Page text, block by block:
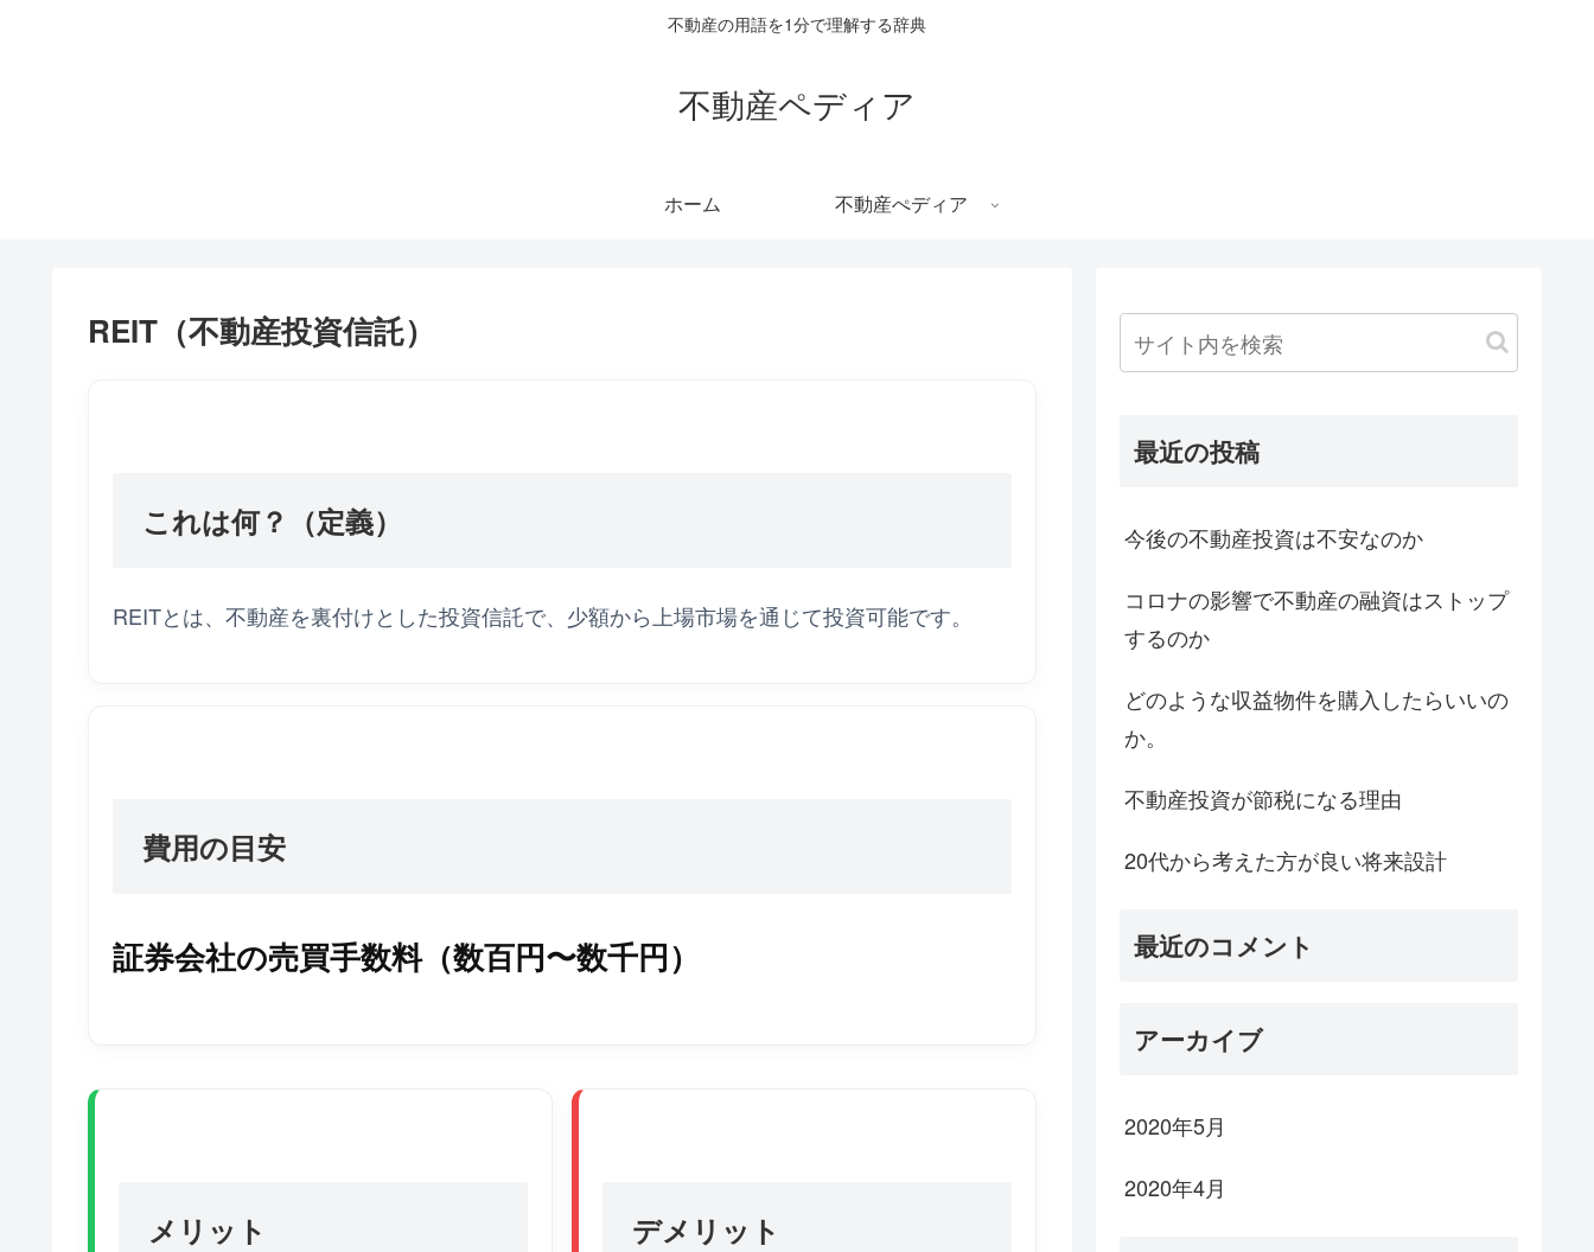
不動産の用語を1分で理解する辞典
不動産ペディア
ホーム 不動産ぺディア
REIT（不動産投資信託）
これは何？（定義）
REITとは、不動産を裏付けとした投資信託で、少額から上場市場を通じて投資可能です。
費用の目安
証券会社の売買手数料（数百円〜数千円）
メリット デメリット
最近の投稿
今後の不動産投資は不安なのか
コロナの影響で不動産の融資はストップ
するのか
どのような収益物件を購入したらいいの
か。
不動産投資が節税になる理由
20代から考えた方が良い将来設計
最近のコメント
アーカイブ
2020年5月
2020年4月